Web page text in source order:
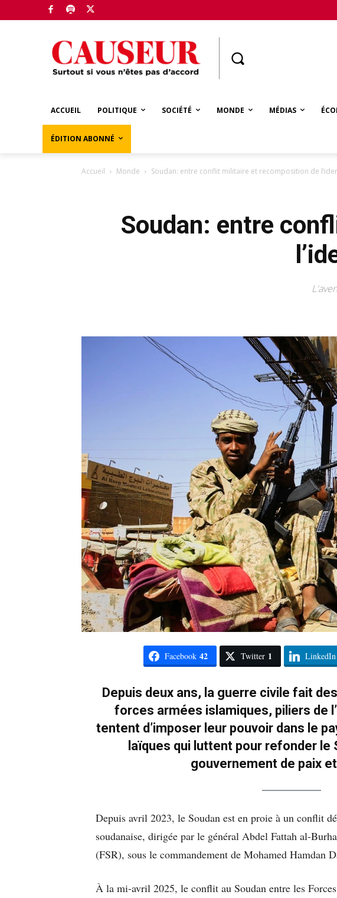
ACCUEIL POLITIQUE SOCIÉTÉ MONDE MÉDIAS
ÉDITION ABONNÉ
Accueil Monde Soudan: entre conflit militaire et recomposition de
Soudan: entre
Facebook 42 Twitter 1 LinkedIn
Depuis deux ans, la guerre civile fait
forces armées islamiques, piliers de
tentent d’imposer leur pouvoir dans le
laïques qui luttent pour refonder le
gouvernement de paix et
Depuis avril 2023, le Soudan est en proie à un conflit
soudanaise, dirigée par le général Abdel Fattah al-
(FSR), sous le commandement de Mohamed Hamdan
À la mi-avril 2025, le conflit au Soudan entre les Forces